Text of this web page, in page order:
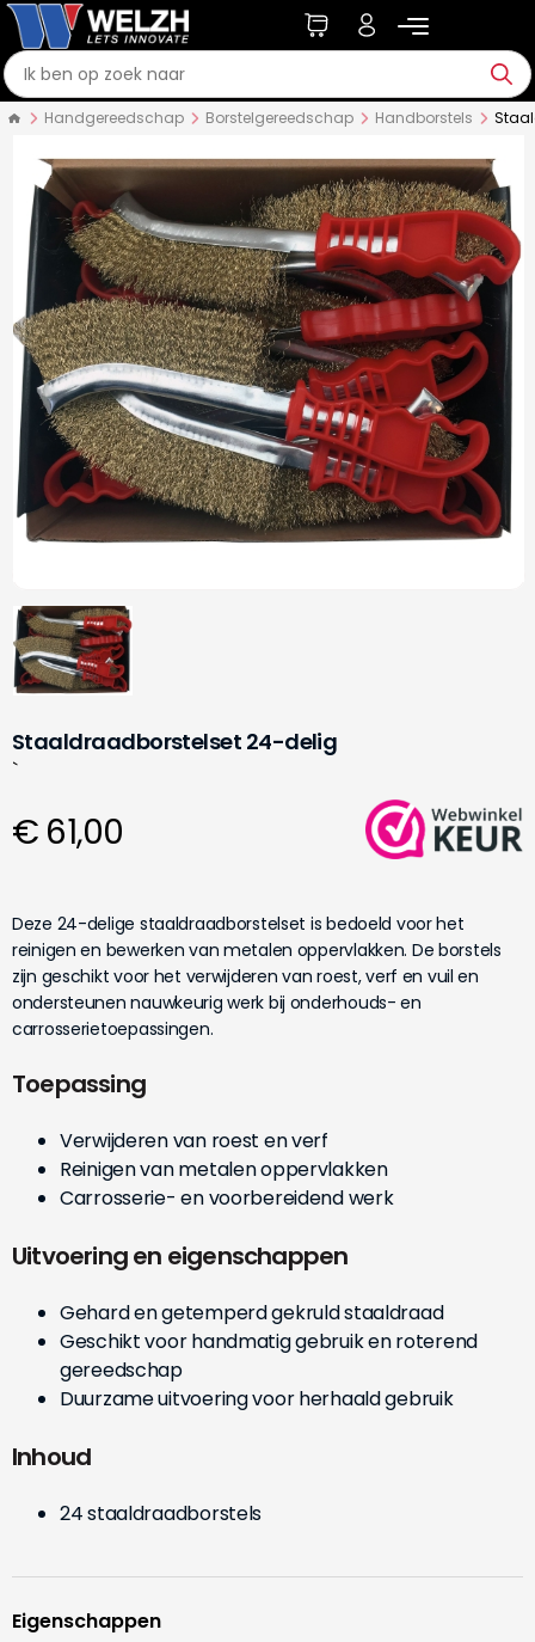
Handgereedschap Borstelgereedschap Handborstels
Staaldraadborstelset 24-delig
`
€ 61,00
Deze 24-delige staaldraadborstelset is bedoeld voor het
reinigen en bewerken van metalen oppervlakken. De borstels
zijn geschikt voor het verwijderen van roest, verf en vuil en
ondersteunen nauwkeurig werk bij onderhouds- en
carrosserietoepassingen.
Toepassing
Verwijderen van roest en verf
Reinigen van metalen oppervlakken
Carrosserie- en voorbereidend werk
Uitvoering en eigenschappen
Gehard en getemperd gekruld staaldraad
Geschikt voor handmatig gebruik en roterend
gereedschap
Duurzame uitvoering voor herhaald gebruik
Inhoud
24 staaldraadborstels
Eigenschappen